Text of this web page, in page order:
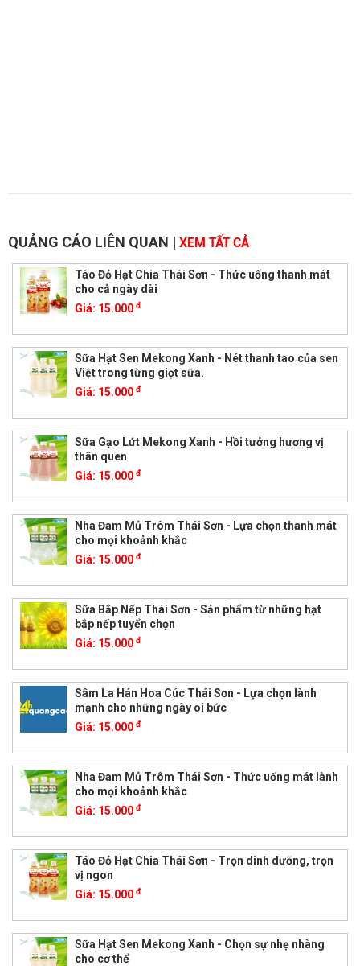
QUẢNG CÁO LIÊN QUAN | XEM TẤT CẢ
Táo Đỏ Hạt Chia Thái Sơn - Thức uống thanh mát
cho cả ngày dài
Giá: 15.000 đ
Sữa Hạt Sen Mekong Xanh - Nét thanh tao của sen
Việt trong từng giọt sữa.
Giá: 15.000 đ
Sữa Gạo Lứt Mekong Xanh - Hồi tưởng hương vị
thân quen
Giá: 15.000 đ
Nha Đam Mủ Trôm Thái Sơn - Lựa chọn thanh mát
cho mọi khoảnh khắc
Giá: 15.000 đ
Sữa Bắp Nếp Thái Sơn - Sản phẩm từ những hạt
bắp nếp tuyển chọn
Giá: 15.000 đ
Sâm La Hán Hoa Cúc Thái Sơn - Lựa chọn lành
mạnh cho những ngày oi bức
Giá: 15.000 đ
Nha Đam Mủ Trôm Thái Sơn - Thức uống mát lành
cho mọi khoảnh khắc
Giá: 15.000 đ
Táo Đỏ Hạt Chia Thái Sơn - Trọn dinh dưỡng, trọn
vị ngon
Giá: 15.000 đ
Sữa Hạt Sen Mekong Xanh - Chọn sự nhẹ nhàng
cho cơ thể